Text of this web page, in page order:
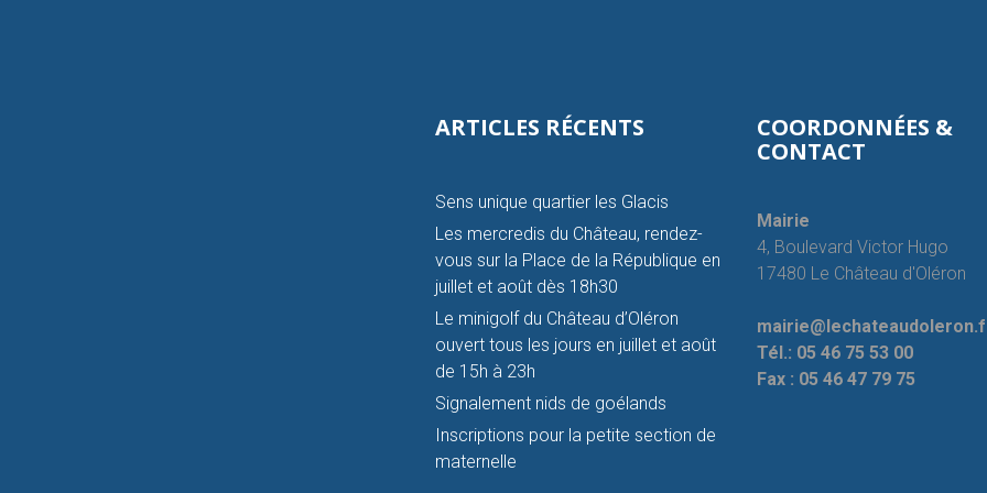
ARTICLES RÉCENTS
Sens unique quartier les Glacis
Les mercredis du Château, rendez-
vous sur la Place de la République en
juillet et août dès 18h30
Le minigolf du Château d’Oléron
ouvert tous les jours en juillet et août
de 15h à 23h
Signalement nids de goélands
Inscriptions pour la petite section de
maternelle
COORDONNÉES &
CONTACT
Mairie
4, Boulevard Victor Hugo
17480 Le Château d'Oléron
Tél.: 05 46 75 53 00
Fax : 05 46 47 79 75